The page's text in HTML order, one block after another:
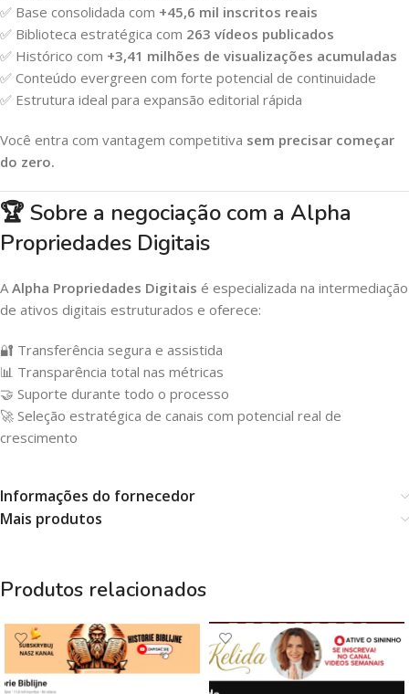
✅ Base consolidada com +45,6 mil inscritos reais
✅ Biblioteca estratégica com 263 vídeos publicados
✅ Histórico com +3,41 milhões de visualizações acumuladas
✅ Conteúdo evergreen com forte potencial de continuidade
✅ Estrutura ideal para expansão editorial rápida
Você entra com vantagem competitiva sem precisar começar
do zero.
🏆 Sobre a negociação com a Alpha
Propriedades Digitais
AAlpha Propriedades Digitais é especializada na intermediação
de ativos digitais estruturados e oferece:
🔐 Transferência segura e assistida
📊 Transparência total nas métricas
🤝 Suporte durante todo o processo
🚀 Seleção estratégica de canais com potencial real de
crescimento
Informações do fornecedor
Mais produtos
Produtos relacionados